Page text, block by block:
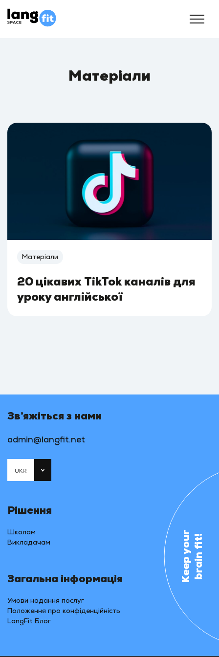
Матеріали
Матеріали
20 цікавих TikTok каналів для
уроку англійської
Зв’яжіться з нами
admin@langfit.net
Рішення
Школам
Викладачам
Загальна інформація
Умови надання послуг
Положення про конфіденційність
LangFit Блог
UKR
Keep yourbrain fit!